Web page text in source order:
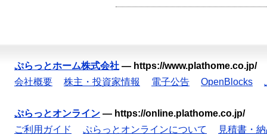
ぷらっとホーム株式会社 — https://www.plathome.co.jp/
会社概要
株主・投資家情報 電子公告 OpenBlocks
ぷらっとオンライン — https://online.plathome.co.jp/
ご利用ガイド
ぷらっとオンラインについて
見積書・